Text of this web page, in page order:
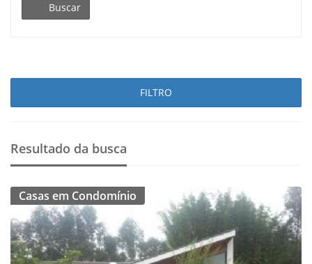
Buscar
FILTRO
Resultado da busca
Casas em Condomínio